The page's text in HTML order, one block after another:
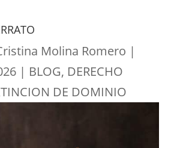
Molina Romero |
| BLOG, DERECHO
DE DOMINIO